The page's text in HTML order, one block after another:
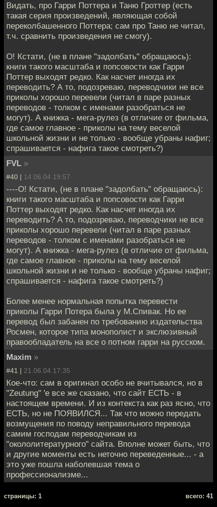
Видать, про Гарри Поттера и Таню Гроттер (есть
такая серия произведений, являющая собой
переколбашенного Поттера; сам про Таню не читал,
т.ч. сравнить произведения не смогу).
О! Кстати, (не в плане "задолбать" обращаюсь):
книги такого масштаба и попсовости как Гарри
Поттер выходят редко. Как насчет иногда их
переводить? А то, подозреваю, переводчики не все
приколы хорошо перевели (читал в паре разных
переводов - толком с именами разобраться не
могут). А книжка - мега-рулез (в отличие от фильма,
где самое главное - приколы на тему веселой
школьной жизни и не только - вообще убраны нафиг;
спрашивается - нафига такое смотреть?)
FVL »
#40 | 14.06.04 19:57
----О! Кстати, (не в плане "задолбать" обращаюсь):
книги такого масштаба и попсовости как Гарри
Поттер выходят редко. Как насчет иногда их
переводить? А то, подозреваю, переводчики не все
приколы хорошо перевели (читал в паре разных
переводов - толком с именами разобраться не
могут). А книжка - мега-рулез (в отличие от фильма,
где самое главное - приколы на тему веселой
школьной жизни и не только - вообще убраны нафиг;
спрашивается - нафига такое смотреть?)
Более менее нормальная попытка перевести
приколы Гарри Потера была у М.Спивак. Но ее
перевод был забанен по требованию издательства
Росмен, которое типа монополист и экслюзивный
правообладатель на все о потном гарри на русском.
Maxim »
#41 | 21.06.04 17:35
Кое-что: сам в оригинал особо не вчитывался, но в
"Zeutung" 'е все же сказано, что сайт ЕСТЬ - в
настоящем времени. И из контекста как раз ясно, что
ЕСТЬ, но не ПОЯВИЛСЯ... Так что можно передать
возмущения по поводу неправильного перевода
самим господам переводчикам из
"окололитературного" сайта. Вполне может быть, что
и другие моменты есть неточно переведенные... - а
это уже пошла наболевшая тема о
профессионализме...
cтраницы: 1 всего: 41